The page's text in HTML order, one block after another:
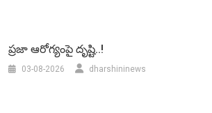
ప్రజా ఆరోగ్యంపై దృష్టి..!
03-08-2026 dharshininews